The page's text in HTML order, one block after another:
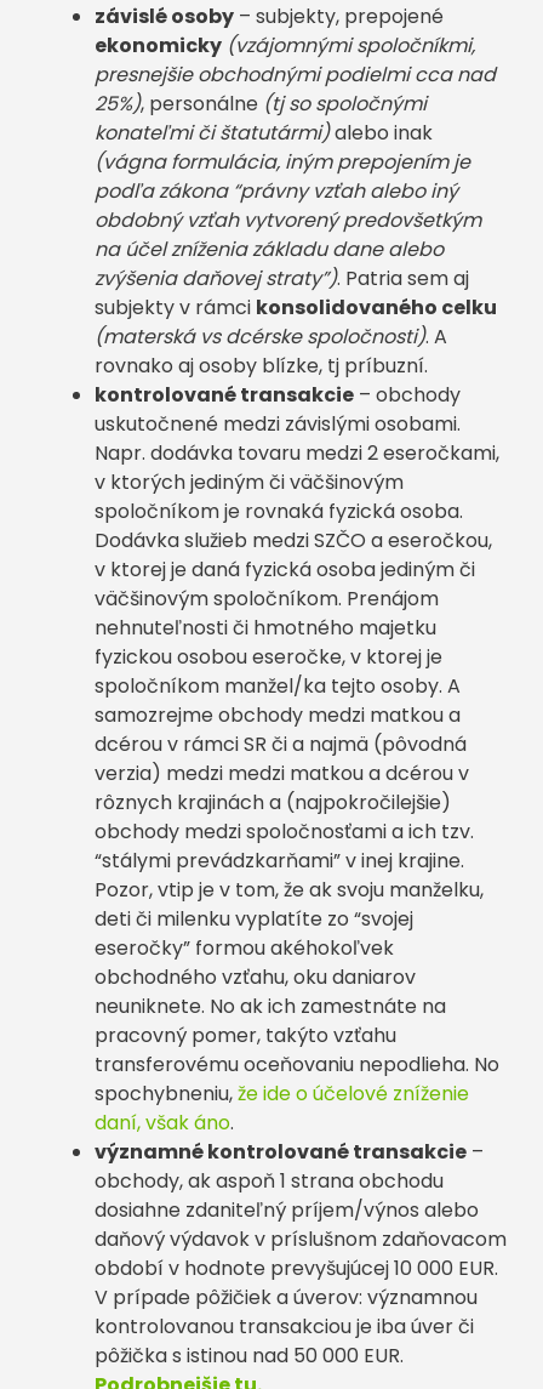
závislé osoby – subjekty, prepojené
ekonomicky (vzájomnými spoločníkmi,
presnejšie obchodnými podielmi cca nad
25%), personálne (tj so spoločnými
konateľmi či štatutármi)alebo inak
(vágna formulácia, iným prepojením je
podľa zákona “právny vzťah alebo iný
obdobný vzťah vytvorený predovšetkým
na účel zníženia základu dane alebo
zvýšenia daňovej straty”). Patria sem aj
subjekty v rámci konsolidovaného celku
(materská vs dcérske spoločnosti). A
rovnako aj osoby blízke, tj príbuzní.
kontrolované transakcie – obchody
uskutočnené medzi závislými osobami.
Napr. dodávka tovaru medzi 2 eseročkami,
v ktorých jediným či väčšinovým
spoločníkom je rovnaká fyzická osoba.
Dodávka služieb medzi SZČO a eseročkou,
v ktorej je daná fyzická osoba jediným či
väčšinovým spoločníkom. Prenájom
nehnuteľnosti či hmotného majetku
fyzickou osobou eseročke, v ktorej je
spoločníkom manžel/ka tejto osoby. A
samozrejme obchody medzi matkou a
dcérou v rámci SR či a najmä (pôvodná
verzia) medzi medzi matkou a dcérou v
rôznych krajinách a (najpokročilejšie)
obchody medzi spoločnosťami a ich tzv.
“stálymi prevádzkarňami” v inej krajine.
Pozor, vtip je v tom, že ak svoju manželku,
deti či milenku vyplatíte zo “svojej
eseročky” formou akéhokoľvek
obchodného vzťahu, oku daniarov
neuniknete. No ak ich zamestnáte na
pracovný pomer, takýto vzťahu
transferovému oceňovaniu nepodlieha. No
spochybneniu,že ide o účelové zníženie
daní, však áno.
významné kontrolované transakcie –
obchody, ak aspoň 1 strana obchodu
dosiahne zdaniteľný príjem/výnos alebo
daňový výdavok v príslušnom zdaňovacom
období v hodnote prevyšujúcej 10 000 EUR.
V prípade pôžičiek a úverov: významnou
kontrolovanou transakciou je iba úver či
pôžička s istinou nad 50 000 EUR.